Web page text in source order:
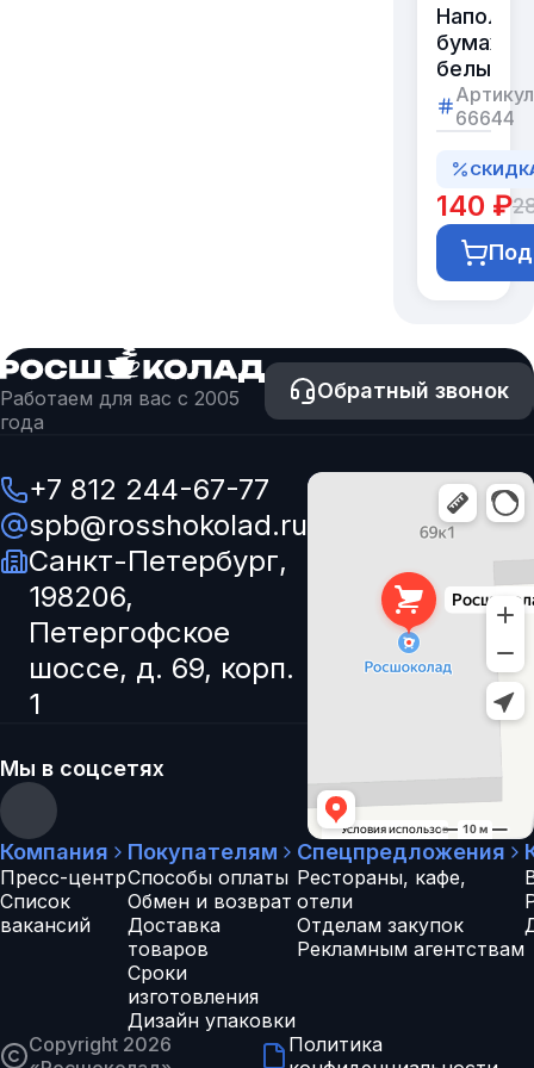
белый
66644
140 ₽
Под
Работаем для вас с 2005
года
Обратный звонок
+7 812 244-67-77
spb@rosshokolad.ru
Санкт-Петербург,
198206,
Петергофское
шоссе, д. 69, корп.
1
Мы в соцсетях
Компания
Пресс-центр
Список
вакансий
Покупателям
Способы оплаты
Обмен и возврат
Доставка
товаров
Сроки
изготовления
Дизайн упаковки
Спецпредложения
Рестораны, кафе,
отели
Отделам закупок
Рекламным агентствам
Copyright 2026
Политика